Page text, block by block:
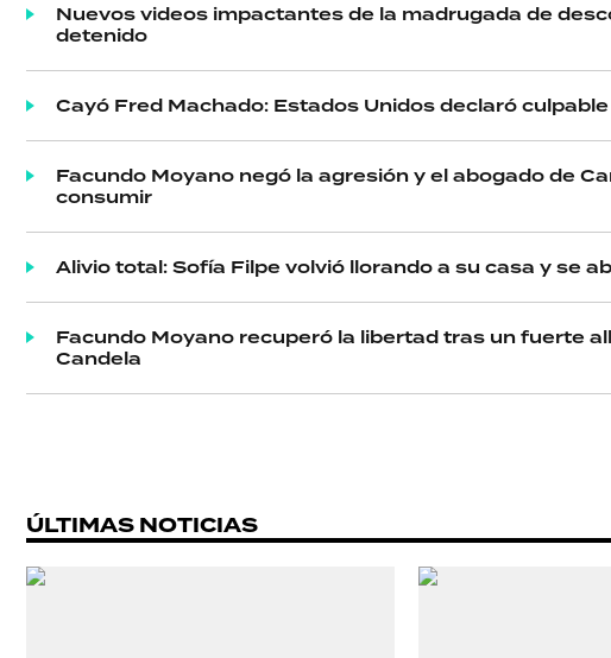
Nuevos videos impactantes de la madrugada de
detenido
Cayó Fred Machado: Estados Unidos declaró
Facundo Moyano negó la agresión y el abogado de
consumir
Alivio total: Sofía Filpe volvió llorando a su casa y se
Facundo Moyano recuperó la libertad tras un fuerte
Candela
ÚLTIMAS NOTICIAS